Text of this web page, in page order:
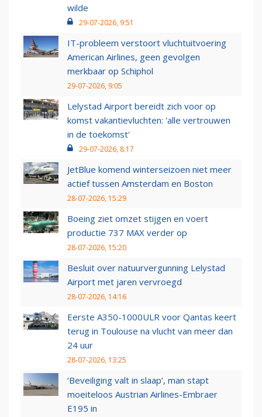
wilde
29-07-2026, 9:51
IT-probleem verstoort vluchtuitvoering
American Airlines, geen gevolgen
merkbaar op Schiphol
29-07-2026, 9:05
Lelystad Airport bereidt zich voor op
komst vakantievluchten: 'alle vertrouwen
in de toekomst'
29-07-2026, 8:17
JetBlue komend winterseizoen niet meer
actief tussen Amsterdam en Boston
28-07-2026, 15:29
Boeing ziet omzet stijgen en voert
productie 737 MAX verder op
28-07-2026, 15:20
Besluit over natuurvergunning Lelystad
Airport met jaren vervroegd
28-07-2026, 14:16
Eerste A350-1000ULR voor Qantas keert
terug in Toulouse na vlucht van meer dan
24 uur
28-07-2026, 13:25
‘Beveiliging valt in slaap’, man stapt
moeiteloos Austrian Airlines-Embraer
E195 in